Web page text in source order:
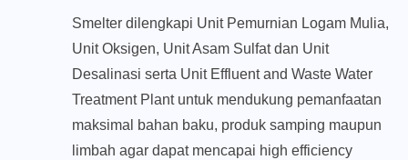
Smelter dilengkapi Unit Pemurnian Logam Mulia,
Unit Oksigen, Unit Asam Sulfat dan Unit
Desalinasi serta Unit Effluent and Waste Water
Treatment Plant untuk mendukung pemanfaatan
maksimal bahan baku, produk samping maupun
limbah agar dapat mencapai high efficiency